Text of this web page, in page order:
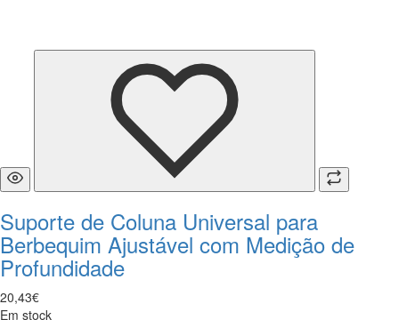
Suporte de Coluna Universal para
Berbequim Ajustável com Medição de
Profundidade
20,43€
Em stock